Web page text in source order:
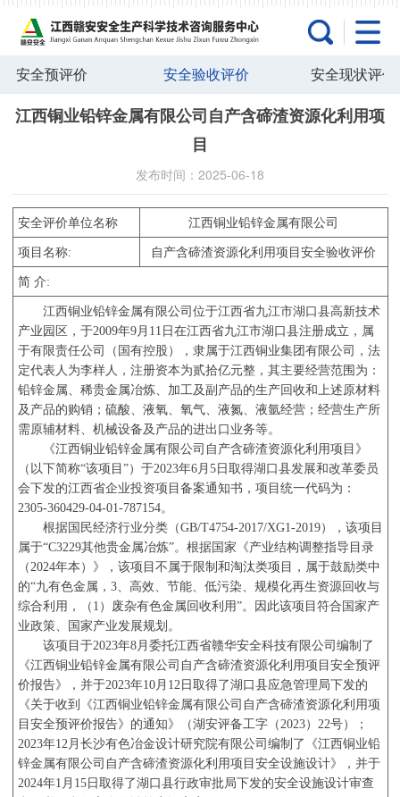
安全预评价 安全验收评价 安全现状评价
江西铜业铅锌金属有限公司自产含碲渣资源化利用项
目
发布时间：2025-06-18
安全评价单位名称 江西铜业铅锌金属有限公司
项目名称: 自产含碲渣资源化利用项目 安全验收评价
简 介:
江西铜业铅锌金属有限公司位于江西省九江市湖口县高新技术
产业园区，于2009年9月 11 日在江西省九江市湖口县注册成立，属
于有限责任公司（国有控股），隶属于江西铜业集团有限公司，法
定代表人为李样人，注册资本为贰拾亿元整，其主要经营范围为：
铅锌金属、稀贵金属冶炼、加工及副产品的生产回收和上述原材料
及产品的购销；硫酸、液氧、氧气、液氮、液氩经营；经营生产所
需原辅材料、机械设备及产品的进出口业务等。
《江西铜业铅锌金属有限公司自产含碲渣资源化利用项目》
（以下简称“该项目”）于2023年6月 5日取得湖口县发展和改革委员
会下发的江西省企业投资项目备案通知书，项目统一代码为：
2305-360429-04-01-787154。
根据国民经济行业分类（GB/T4754-2017/XG1-2019），该项目
属于“C3229其他贵金属冶炼”。根据国家《产业结构调整指导目录
（2024年本）》，该项目不属于限制和淘汰类项目，属于鼓励类中
的“九有色金属， 3、高效、节能、低污染、规模化再生资源回收与
综合利用，（ 1 ）废杂有色金属回收利用”。因此该项目符合国家产
业政策、国家产业发展规划。
该项目于2023年8月委托江西省赣华安全科技有限公司编制了
《江西铜业铅锌金属有限公司自产含碲渣资源化利用项目安全预评
价报告》，并于2023年10月 12日取得了湖口县应急管理局下发的
《关于收到《江西铜业铅锌金属有限公司自产含碲渣资源化利用项
目安全预评价报告》的通知》（湖安评备工字（2023） 22号）；
2023年12月长沙有色冶金设计研究院有限公司编制了《江西铜业铅
锌金属有限公司自产含碲渣资源化利用项目安全设施设计》，并于
2024年1 月 15日取得了湖口县行政审批局下发的安全设施设计审查